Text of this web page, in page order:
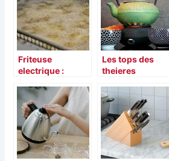
Friteuse
electrique :
d’electromenager
s
Les tops des
theieres
2021